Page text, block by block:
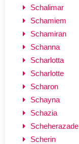
Schalimar
Schamiem
Schamiran
Schanna
Scharlotta
Scharlotte
Scharon
Schayna
Schazia
Scheherazade
Scherin